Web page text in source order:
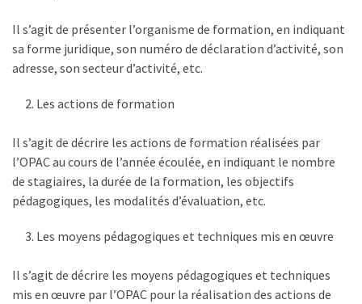
Il s’agit de présenter l’organisme de formation, en indiquant
sa forme juridique, son numéro de déclaration d’activité, son
adresse, son secteur d’activité, etc.
Les actions de formation
Il s’agit de décrire les actions de formation réalisées par
l’OPAC au cours de l’année écoulée, en indiquant le nombre
de stagiaires, la durée de la formation, les objectifs
pédagogiques, les modalités d’évaluation, etc.
Les moyens pédagogiques et techniques mis en œuvre
Il s’agit de décrire les moyens pédagogiques et techniques
mis en œuvre par l’OPAC pour la réalisation des actions de